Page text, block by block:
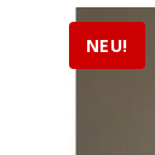
NEU!